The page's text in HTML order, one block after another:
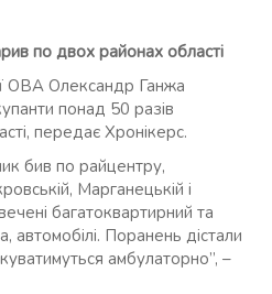
по двох районах області
ОВА Олександр Ганжа
понад 50 разів
передає Хронікерс.
бив по райцентру,
Марганецькій і
багатоквартирний та
автомобілі. Поранень дістали
амбулаторно”, –